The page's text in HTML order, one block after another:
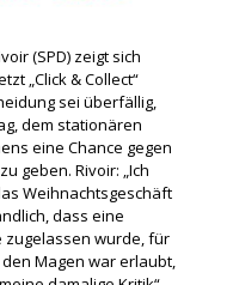
(SPD) zeigt sich
„Click & Collect“
sei überfällig,
dem stationären
eine Chance gegen
geben. Rivoir: „Ich
Weihnachtsgeschäft
dass eine
zugelassen wurde, für
Magen war erlaubt,